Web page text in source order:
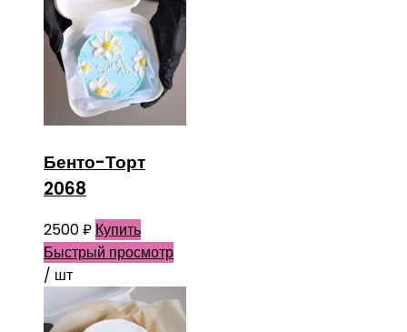
Бенто-Торт
2068
2500₽ Купить
Быстрый просмотр
/ шт